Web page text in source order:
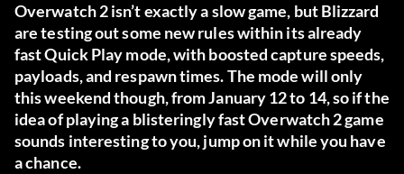
Overwatch 2 isn’t exactly a slow game, but Blizzard
are testing out some new rules within its already
fast Quick Play mode, with boosted capture speeds,
payloads, and respawn times. The mode will only
this weekend though, from January 12 to 14, so if the
idea of playing a blisteringly fast Overwatch 2 game
sounds interesting to you, jump on it while you have
a chance.